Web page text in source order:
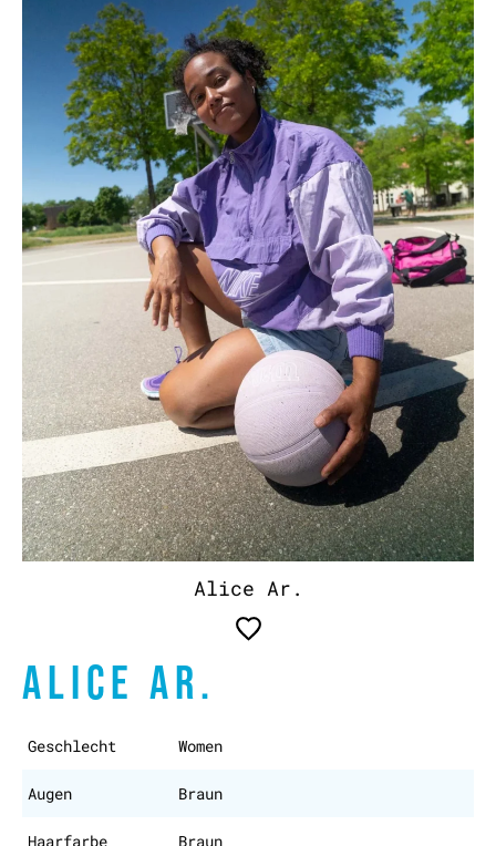
Alice Ar.
ALICE AR.
Geschlecht Women
Augen Braun
Haarfarbe Braun